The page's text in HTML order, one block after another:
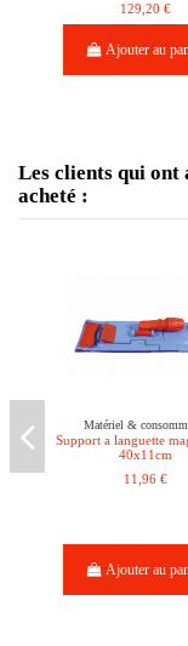
129,20 €
Ajouter au
Les clients qui ont
acheté :
Matériel &
Support a languette
40x11cm
11,96 €
Ajouter au